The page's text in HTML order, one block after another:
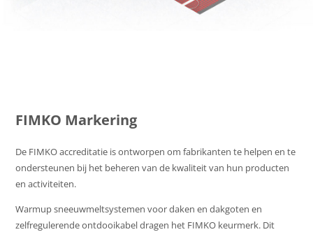
FIMKO Markering
De FIMKO accreditatie is ontworpen om fabrikanten te helpen en te
ondersteunen bij het beheren van de kwaliteit van hun producten
en activiteiten.
Warmup sneeuwmeltsystemen voor daken en dakgoten en
zelfregulerende ontdooikabel dragen het FIMKO keurmerk. Dit